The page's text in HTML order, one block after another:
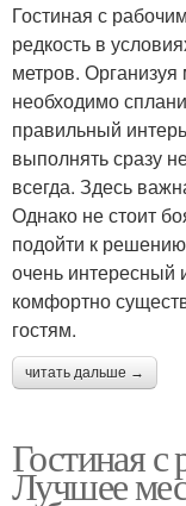
Гостиная с
редкость в
метров. Организуя
необходимо
правильный
выполнять сразу
всегда. Здесь
Однако не стоит
подойти к
очень интересный
комфортно
гостям.
читать дальше →
Гостиная с
Лучшее